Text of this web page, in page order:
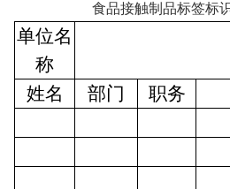
食品接触制品标签标识专
单位名
称
姓名
部门 职务